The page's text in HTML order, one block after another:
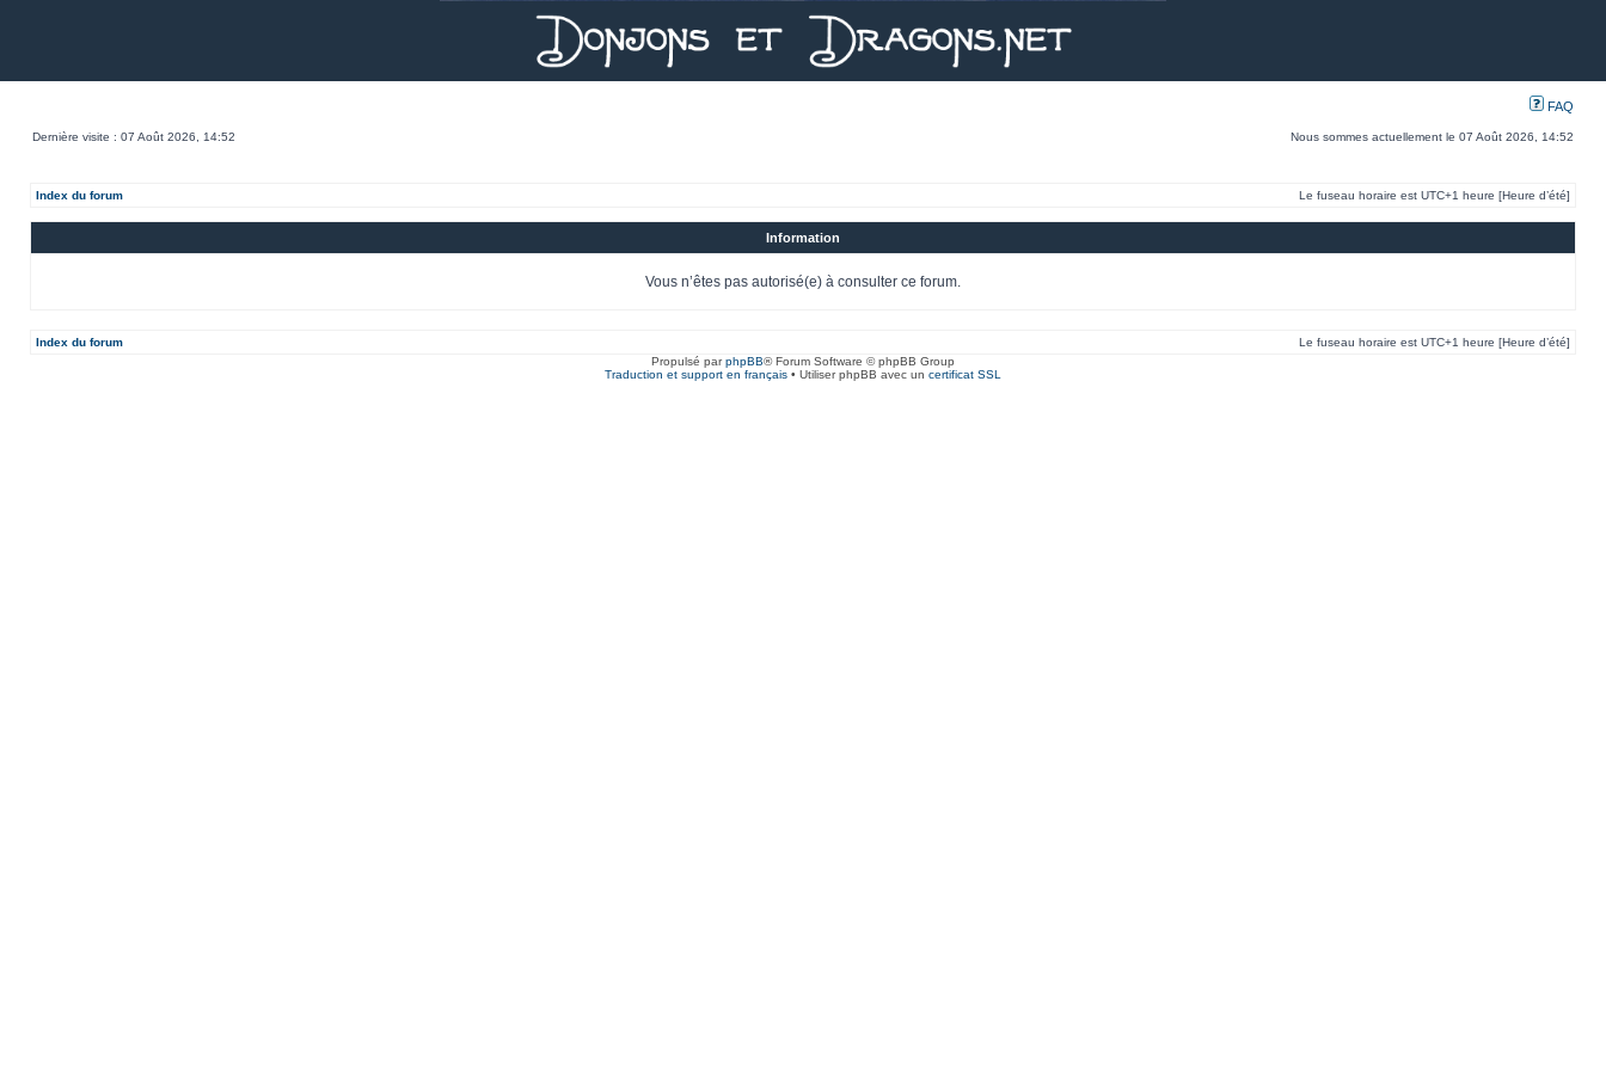
FAQ
Dernière visite : 07 Août 2026, 14:52 Nous sommes actuellement le 07 Août 2026, 14:52
Index du forum Le fuseau horaire est UTC+1 heure [Heure d’été]
Information
Vous n’êtes pas autorisé(e) à consulter ce forum.
Index du forum
Le fuseau horaire est UTC+1 heure [Heure d’été]
Propulsé parphpBB® Forum Software © phpBB Group
Traduction et support en français • Utiliser phpBB avec un certificat SSL